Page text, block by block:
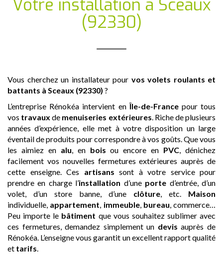
Votre installation à Sceaux
(92330)
Vous cherchez un installateur pour vos volets roulants et
battants à Sceaux (92330) ?
L’entreprise Rénokéa intervient enÎle-de-Francepour tous
vos travaux de menuiseries extérieures. Riche de plusieurs
années d’expérience, elle met à votre disposition un large
éventail de produits pour correspondre à vos goûts. Que vous
les aimiez en alu, en bois ou encore en PVC, dénichez
facilement vos nouvelles fermetures extérieures auprès de
cette enseigne. Ces artisans sont à votre service pour
prendre en charge l’installation d’une porte d’entrée, d’un
volet, d’un store banne, d’une clôture, etc. Maison
individuelle, appartement, immeuble, bureau, commerce…
Peu importe le bâtiment que vous souhaitez sublimer avec
ces fermetures, demandez simplement un devis auprès de
Rénokéa. L’enseigne vous garantit un excellent rapport qualité
et tarifs.